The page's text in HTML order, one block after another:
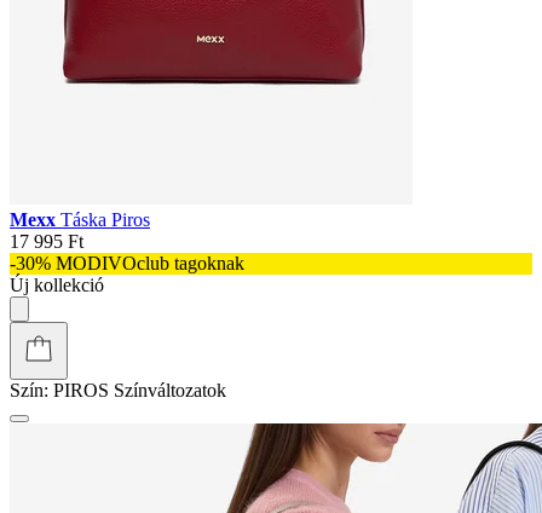
Mexx Táska Piros
17 995 Ft
-30% MODIVOclub tagoknak
Új kollekció
Szín: PIROS Színváltozatok